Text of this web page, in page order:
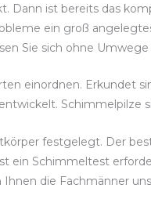
Dann ist bereits das
ein groß
Sie sich ohne
einordnen. Erkundet
Schimmelpilze
festgelegt. Der
ein Schimmeltest
die Fachmänner